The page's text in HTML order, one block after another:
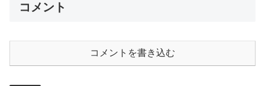
コメント
コメントを書き込む